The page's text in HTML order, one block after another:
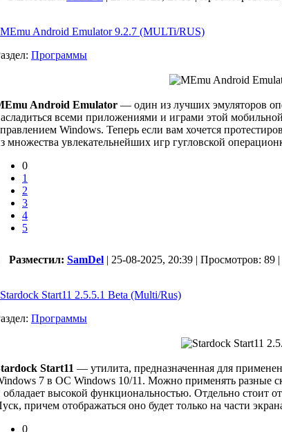
MEmu Android Emulator 9.2.7 (MULTi/RUS)
Программы
Android Emulator — один из лучших эмуляторов
всеми приложениями и играми этой
Windows. Теперь если вам хочется
множества увлекательнейших игр гугловской
0
1
2
3
4
5
Разместил: SamDel | 25-08-2025, 20:39 | Просмотров: 89
Stardock Start11 2.5.5.1 Beta (Multi/Rus)
Программы
Start11 — утилита, предназначенная для
7 в ОС Windows 10/11. Можно применять разные
обладает высокой функциональностью. Отдельно стоит
причем отображаться оно будет только на части
0